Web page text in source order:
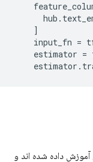
hub .
]
input_fn =
estimator =
estimator .
داده شده اند و